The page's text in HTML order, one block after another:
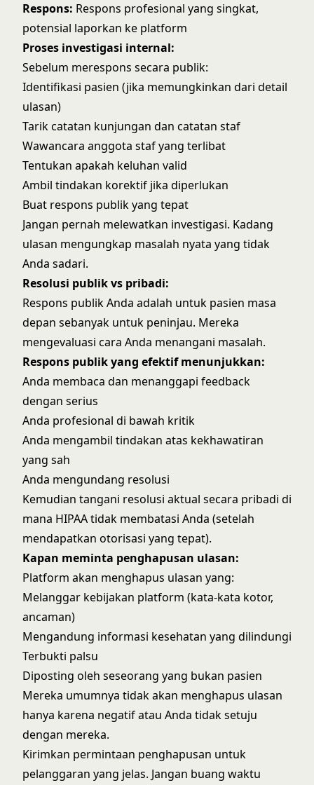
Respons: Respons profesional yang singkat,
potensial laporkan ke platform
Proses investigasi internal:
Sebelum merespons secara publik:
Identifikasi pasien (jika memungkinkan dari detail
ulasan)
Tarik catatan kunjungan dan catatan staf
Wawancara anggota staf yang terlibat
Tentukan apakah keluhan valid
Ambil tindakan korektif jika diperlukan
Buat respons publik yang tepat
Jangan pernah melewatkan investigasi. Kadang
ulasan mengungkap masalah nyata yang tidak
Anda sadari.
Resolusi publik vs pribadi:
Respons publik Anda adalah untuk pasien masa
depan sebanyak untuk peninjau. Mereka
mengevaluasi cara Anda menangani masalah.
Respons publik yang efektif menunjukkan:
Anda membaca dan menanggapi feedback
dengan serius
Anda profesional di bawah kritik
Anda mengambil tindakan atas kekhawatiran
yang sah
Anda mengundang resolusi
Kemudian tangani resolusi aktual secara pribadi di
mana HIPAA tidak membatasi Anda (setelah
mendapatkan otorisasi yang tepat).
Kapan meminta penghapusan ulasan:
Platform akan menghapus ulasan yang:
Melanggar kebijakan platform (kata-kata kotor,
ancaman)
Mengandung informasi kesehatan yang dilindungi
Terbukti palsu
Diposting oleh seseorang yang bukan pasien
Mereka umumnya tidak akan menghapus ulasan
hanya karena negatif atau Anda tidak setuju
dengan mereka.
Kirimkan permintaan penghapusan untuk
pelanggaran yang jelas. Jangan buang waktu